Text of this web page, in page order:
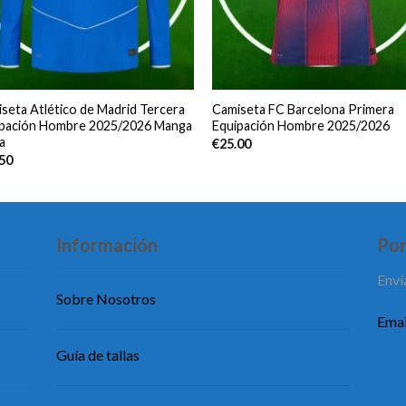
Atlético de Madrid Tercera
Hombre 2025/2026 Manga
Camiseta FC Barcelona Primera
Equipación Hombre 2025/2026
€25.00
Información
Sobre Nosotros
Guía de tallas